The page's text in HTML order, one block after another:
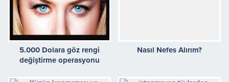
5.000 Dolara göz rengi
değiştirme operasyonu
Nasıl Nefes Alırım?